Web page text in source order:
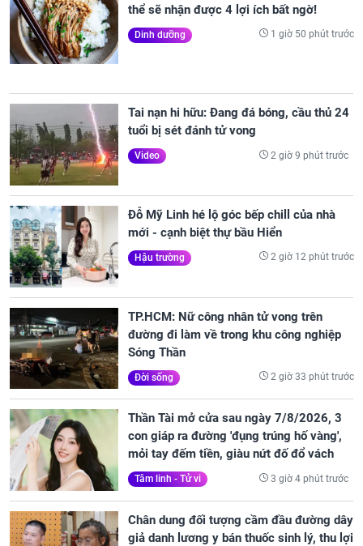
thể sẽ nhận được 4 lợi ích bất ngờ!
Dinh dưỡng 1 giờ 50 phút trước
Tai nạn hi hữu: Đang đá bóng, cầu thủ 24
tuổi bị sét đánh tử vong
Video 2 giờ 9 phút trước
Đỗ Mỹ Linh hé lộ góc bếp chill của nhà
mới - cạnh biệt thự bầu Hiển
Hậu trường 2 giờ 12 phút trước
TP.HCM: Nữ công nhân tử vong trên
đường đi làm về trong khu công nghiệp
Sóng Thần
Đời sống 2 giờ 33 phút trước
Thần Tài mở cửa sau ngày 7/8/2026, 3
con giáp ra đường 'đụng trúng hố vàng',
mỏi tay đếm tiền, giàu nứt đố đổ vách
Tâm linh - Tử vi 3 giờ 4 phút trước
Chân dung đối tượng cầm đầu đường dây
giả danh lương y bán thuốc sinh lý, thu lợi